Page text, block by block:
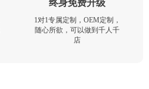
终身免费升级
1对1专属定制，OEM定制，
随心所欲，可以做到千人千
店